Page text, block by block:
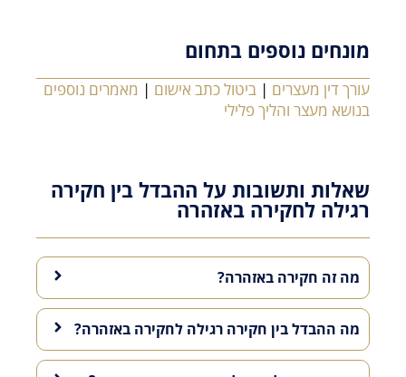
מונחים נוספים בתחום
עורך דין מעצרים | ביטול כתב אישום | מאמרים נוספים
בנושא מעצר והליך פלילי
שאלות ותשובות על ההבדל בין חקירה
רגילה לחקירה באזהרה
מה זה חקירה באזהרה?
מה ההבדל בין חקירה רגילה לחקירה באזהרה?